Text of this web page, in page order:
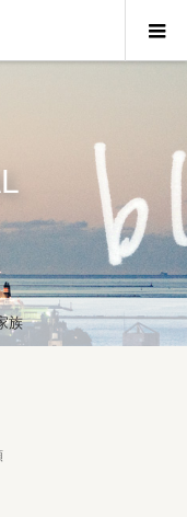
族